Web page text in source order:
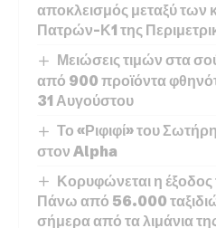
αποκλεισμός μεταξύ των
Πατρών-Κ1 της
Μειώσεις τιμών στα
από 900 προϊόντα
31 Αυγούστου
Το «Ριφιφί» του
στον Alpha
Κορυφώνεται η
Πάνω από 56.000
σήμερα από τα λιμάνια